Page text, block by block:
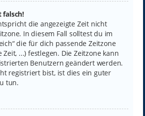
falsch!
die angezeigte Zeit nicht
In diesem Fall solltest du im
die für dich passende Zeitzone
...) festlegen. Die Zeitzone kann
Benutzern geändert werden.
registriert bist, ist dies ein guter
tun.